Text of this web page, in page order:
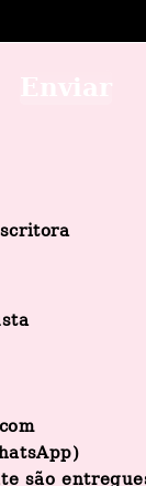
Enviar
são